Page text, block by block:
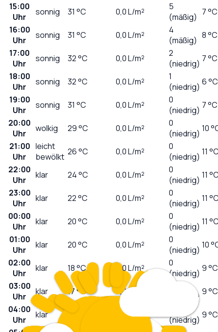
15:00
Uhr
sonnig 31 °C 0,0L/m²
5
(mäßig) 7 °C
16:00
Uhr
sonnig 31 °C 0,0L/m²
4
(mäßig) 8 °C
17:00
Uhr
sonnig 32°C 0,0L/m²
2
(niedrig) 7 °C
18:00
Uhr
sonnig 32°C 0,0L/m²
1
(niedrig) 6 °C
19:00
Uhr
sonnig 31 °C 0,0L/m²
0
(niedrig) 7 °C
20:00
Uhr
wolkig 29°C 0,0L/m²
0
(niedrig) 10
21:00
Uhr
leicht
bewölkt 26°C 0,0L/m²
0
(niedrig) 11
22:00
Uhr
klar 24°C 0,0L/m²
0
(niedrig) 11
23:00
Uhr
klar 22°C 0,0L/m²
0
(niedrig) 11
00:00
Uhr
klar 20°C 0,0L/m²
0
(niedrig) 11
01:00
Uhr
klar 20°C 0,0L/m²
0
(niedrig) 10
02:00
Uhr
klar 18°C 0,0L/m²
0
(niedrig) 9 °C
03:00
Uhr
klar 17°C 0,0L/m²
(niedrig)9 °C
04:00
Uhr
klar 0,0L/m²
(niedrig) 9 °C